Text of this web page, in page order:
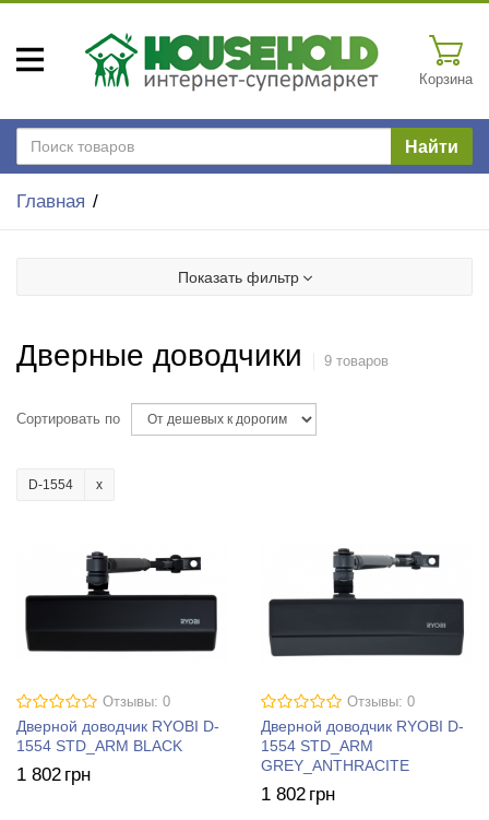
Корзина
Найти
Главная
Показать фильтр
Дверные доводчики 9 товаров
Сортировать по
D-1554
Отзывы: 0
Дверной доводчик RYOBI D-
1554 STD_ARM BLACK
1 802 грн
Отзывы: 0
Дверной доводчик RYOBI D-
1554 STD_ARM
GREY_ANTHRACITE
1 802 грн